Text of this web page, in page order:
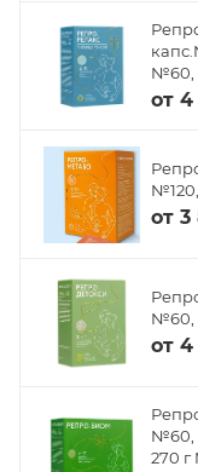
№60,
от 4
от 3
№60,
от 4
№60,
270